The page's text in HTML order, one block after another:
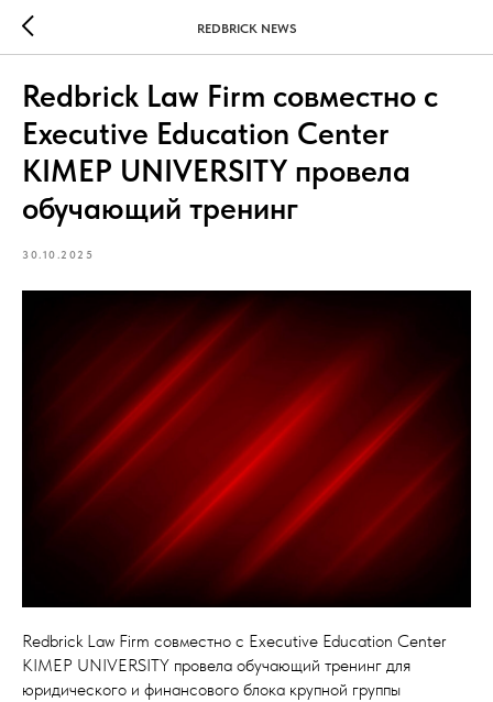
REDBRICK NEWS
Redbrick Law Firm совместно с
Executive Education Center
KIMEP UNIVERSITY провела
обучающий тренинг
30.10.2025
Redbrick Law Firm совместно с Executive Education Center
KIMEP UNIVERSITY провела обучающий тренинг для
юридического и финансового блока крупной группы